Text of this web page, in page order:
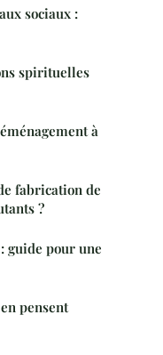
sociaux :
spirituelles
à
fabrication de
?
guide pour une
pensent